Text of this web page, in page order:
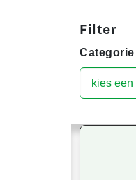
Filter
Categorie